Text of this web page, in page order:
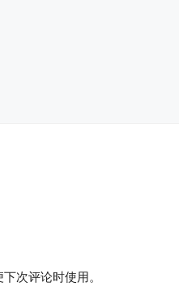
次评论时使用。